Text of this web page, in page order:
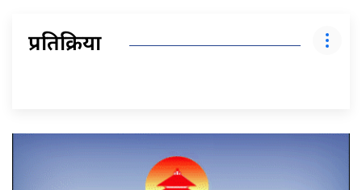
प्रतिक्रिया